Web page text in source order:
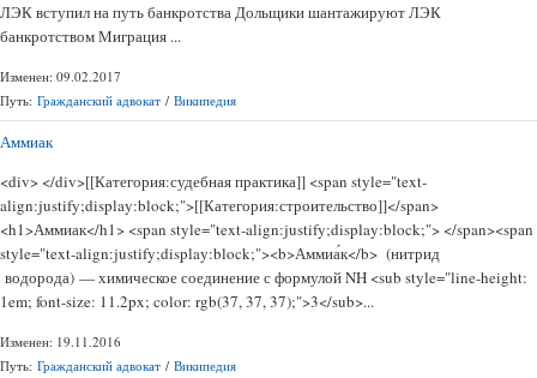
ЛЭК вступил на путь банкротства Дольщики шантажируют ЛЭК
банкротством Миграция ...
Изменен: 09.02.2017
Путь: Гражданский адвокат / Википедия
Аммиак
<div> </div>[[Категория:судебная практика]] <span style="text-
align:justify;display:block;">[[Категория:строительство]]</span>
<h1>Аммиак</h1> <span style="text-align:justify;display:block;"> </span><span
style="text-align:justify;display:block;"><b>Аммиа́к</b> (нитрид
водорода) — химическое соединение с формулой NH <sub style="line-height:
1em; font-size: 11.2px; color: rgb(37, 37, 37);">3</sub>...
Изменен: 19.11.2016
Путь: Гражданский адвокат / Википедия